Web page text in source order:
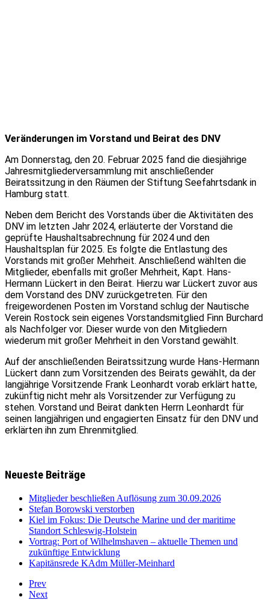
Veränderungen im Vorstand und Beirat des DNV
Am Donnerstag, den 20. Februar 2025 fand die diesjährige
Jahresmitgliederversammlung mit anschließender
Beiratssitzung in den Räumen der Stiftung Seefahrtsdank in
Hamburg statt.
Neben dem Bericht des Vorstands über die Aktivitäten des
DNV im letzten Jahr 2024, erläuterte der Vorstand die
geprüfte Haushaltsabrechnung für 2024 und den
Haushaltsplan für 2025. Es folgte die Entlastung des
Vorstands mit großer Mehrheit. Anschließend wählten die
Mitglieder, ebenfalls mit großer Mehrheit, Kapt. Hans-
Hermann Lückert in den Beirat. Hierzu war Lückert zuvor aus
dem Vorstand des DNV zurückgetreten. Für den
freigewordenen Posten im Vorstand schlug der Nautische
Verein Rostock sein eigenes Vorstandsmitglied Finn Burchard
als Nachfolger vor. Dieser wurde von den Mitgliedern
wiederum mit großer Mehrheit in den Vorstand gewählt.
Auf der anschließenden Beiratssitzung wurde Hans-Hermann
Lückert dann zum Vorsitzenden des Beirats gewählt, da der
langjährige Vorsitzende Frank Leonhardt vorab erklärt hatte,
zukünftig nicht mehr als Vorsitzender zur Verfügung zu
stehen. Vorstand und Beirat dankten Herrn Leonhardt für
seinen langjährigen und engagierten Einsatz für den DNV und
erklärten ihn zum Ehrenmitglied.
Neueste Beiträge
Mitglieder beschließen Auflösung zum 30.09.2026
Stefan Borowski verstorben
Kiel im Fokus: Die Deutsche Marine und der maritime
Standort Schleswig-Holstein
Vortrag: Port of Wilhelmshaven – aktuelle Themen und
zukünftige Entwicklung
Kapitänsrede KAdm Müller-Meinhard
Prev
Next